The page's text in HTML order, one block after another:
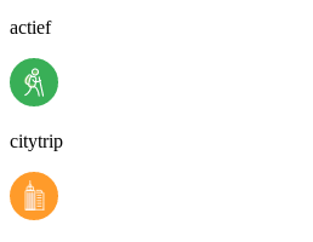
actief
citytrip